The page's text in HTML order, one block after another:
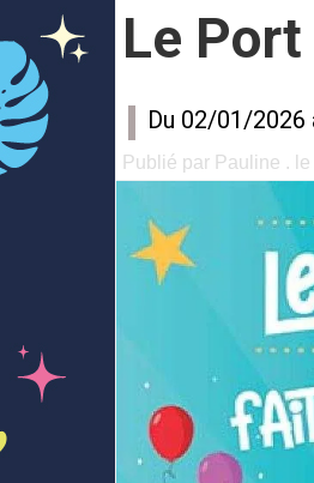
Le
Du 02/01/
Publié par Pauline .